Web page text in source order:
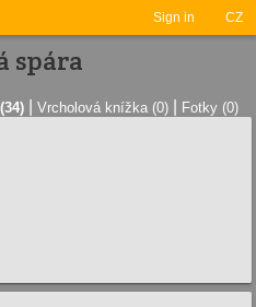
Sign in CZ
spára
Vrcholová knížka (0) Fotky (0)